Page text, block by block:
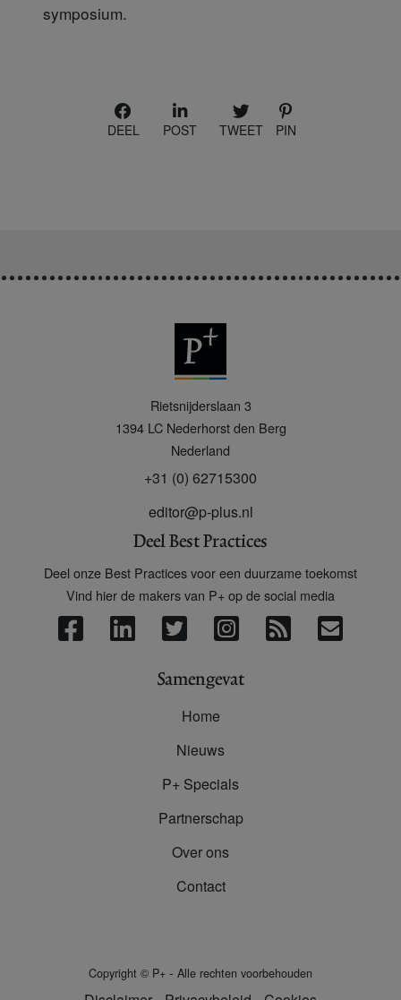
symposium.
DEEL POST TWEET PIN
Rietsnijderslaan 3
1394 LC Nederhorst den Berg
Nederland
+31 (0) 62715300
editor@p-plus.nl
Deel Best Practices
Deel onze Best Practices voor een duurzame toekomst
Vind hier de makers van P+ op de social media
Samengevat
Home
Nieuws
P+ Specials
Partnerschap
Over ons
Contact
Copyright © P+ - Alle rechten voorbehouden